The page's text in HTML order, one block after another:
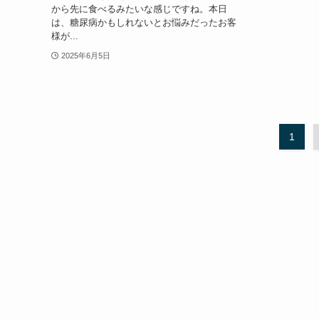
から先に食べるみたいな感じですね。本日
は、糖尿病かもしれないとお悩みだったお客
様が...
2025年6月5日
1